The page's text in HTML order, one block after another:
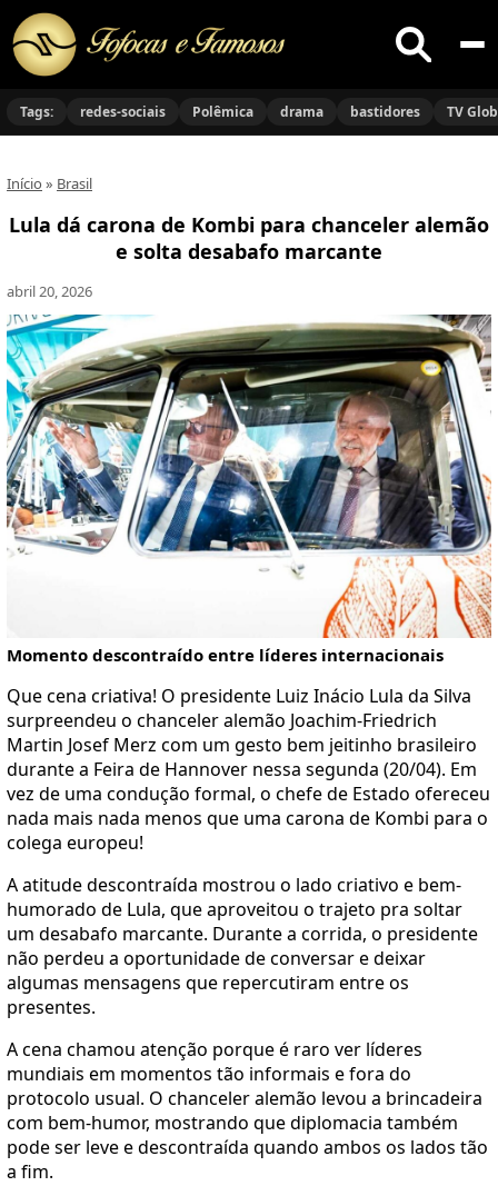
Buscar
no
Tags: redes-sociais Polêmica drama bastidores TV
Início » Brasil
Lula dá carona de Kombi para chanceler alemão
e solta desabafo marcante
abril 20, 2026
Momento descontraído entre líderes internacionais
Que cena criativa! O presidente Luiz Inácio Lula da Silva
surpreendeu o chanceler alemão Joachim-Friedrich
Martin Josef Merz com um gesto bem jeitinho brasileiro
durante a Feira de Hannover nessa segunda (20/04). Em
vez de uma condução formal, o chefe de Estado ofereceu
nada mais nada menos que uma carona de Kombi para o
colega europeu!
A atitude descontraída mostrou o lado criativo e bem-
humorado de Lula, que aproveitou o trajeto pra soltar
um desabafo marcante. Durante a corrida, o presidente
não perdeu a oportunidade de conversar e deixar
algumas mensagens que repercutiram entre os
presentes.
A cena chamou atenção porque é raro ver líderes
mundiais em momentos tão informais e fora do
protocolo usual. O chanceler alemão levou a brincadeira
com bem-humor, mostrando que diplomacia também
pode ser leve e descontraída quando ambos os lados tão
a fim.